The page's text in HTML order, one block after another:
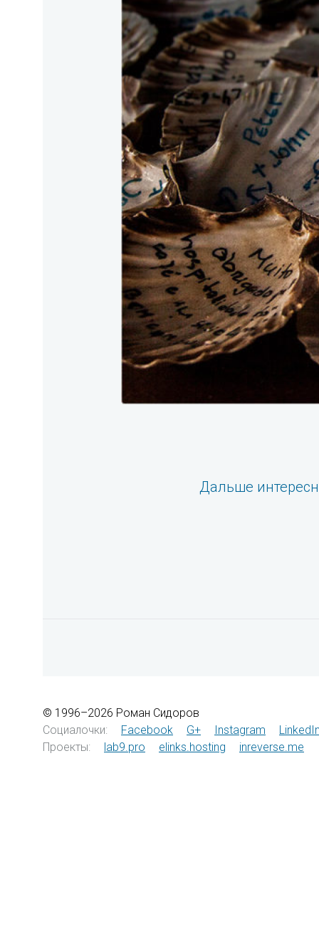
Дальше
© 1996–2026 Роман Сидоров
Социалочки:
Facebook G+ Instagram
Проекты:
lab9.pro elinks.hosting inreverse.me